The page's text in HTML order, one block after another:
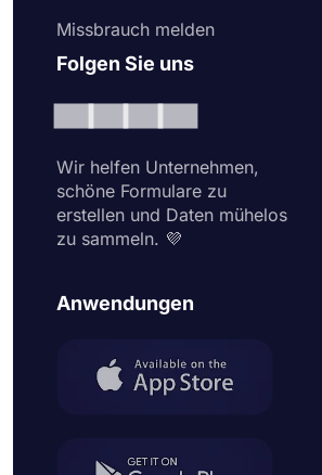
Missbrauch melden
Folgen Sie uns
Wir helfen Unternehmen,
schöne Formulare zu
erstellen und Daten mühelos
zu sammeln. 💜
Anwendungen